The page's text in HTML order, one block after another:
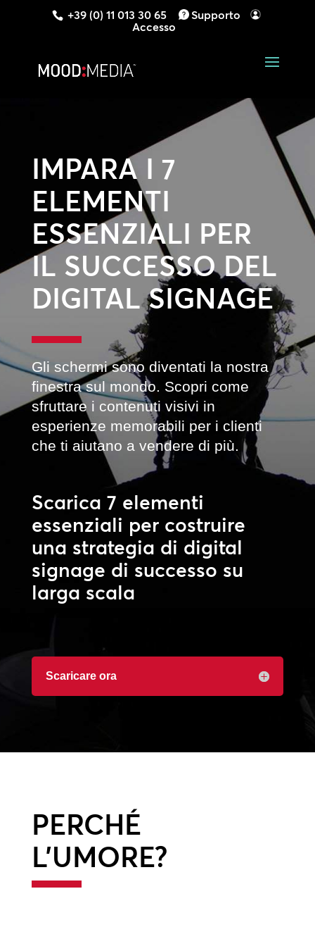
+39 (0) 11 013 30 65
Supporto
Accesso
IMPARA I 7
ELEMENTI
ESSENZIALI PER
IL SUCCESSO DEL
DIGITAL SIGNAGE
Gli schermi sono diventati la nostra
finestra sul mondo. Scopri come
sfruttare i contenuti visivi in
esperienze memorabili per i clienti
che ti aiutano a vendere di più.
Scarica 7 elementi
essenziali per costruire
una strategia di digital
signage di successo su
larga scala
Scaricare ora
PERCHÉ
L’UMORE?